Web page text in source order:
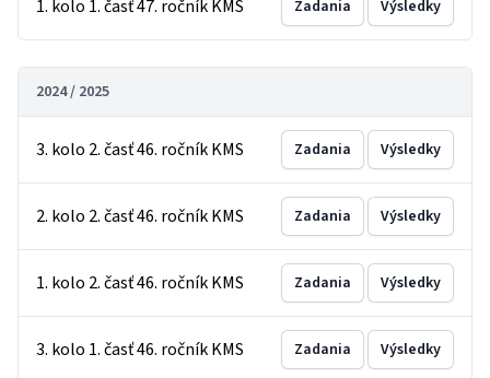
1. kolo 1. časť 47. ročník KMS Zadania Výsledky
2024 / 2025
3. kolo 2. časť 46. ročník KMS Zadania Výsledky
2. kolo 2. časť 46. ročník KMS Zadania Výsledky
1. kolo 2. časť 46. ročník KMS Zadania Výsledky
3. kolo 1. časť 46. ročník KMS Zadania Výsledky